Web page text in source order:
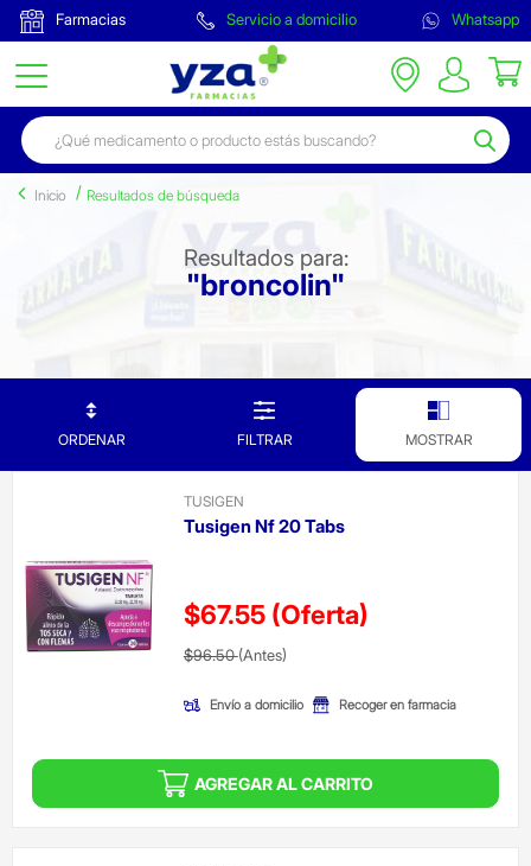
Farmacias Servicio a domicilio Whatsapp
Inicio Resultados de búsqueda
Resultados para:
"broncolin"
ORDENAR FILTRAR MOSTRAR
TUSIGEN
Tusigen Nf 20 Tabs
$67.55 (Oferta)
Precio reducido de
$96.50(Antes)(Oferta)
Envío a domicilio Recoger en farmacia
AGREGAR AL CARRITO